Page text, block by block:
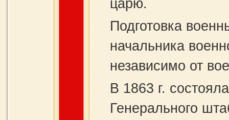
царю.
Подготовка
начальника
независимо от
В 1863 г.
Генерального